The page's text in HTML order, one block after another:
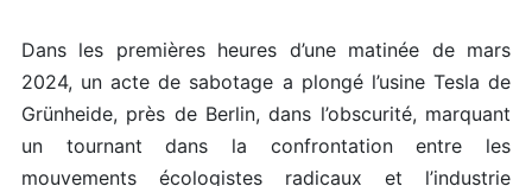
Dans les premières heures d’une matinée de mars
2024, un acte de sabotage a plongé l’usine Tesla de
Grünheide, près de Berlin, dans l’obscurité, marquant
un tournant dans la confrontation entre les
mouvements écologistes radicaux et l’industrie